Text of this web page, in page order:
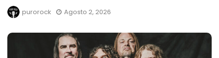
purorock Agosto 2, 2026